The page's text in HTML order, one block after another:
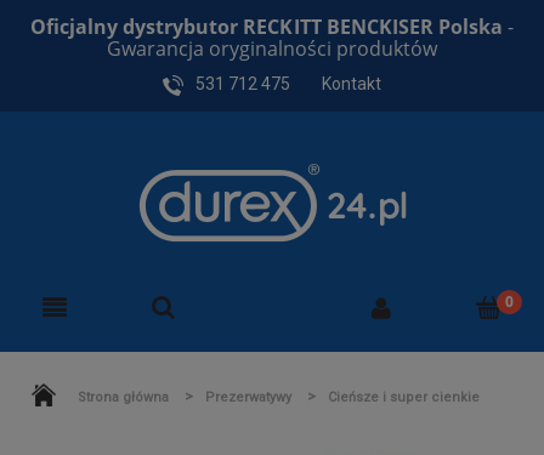
Oficjalny dystrybutor RECKITT BENCKISER Polska -
Gwarancja oryginalności produktów
531 712 475 Kontakt
Strona główna > Prezerwatywy > Cieńsze i super cienkie